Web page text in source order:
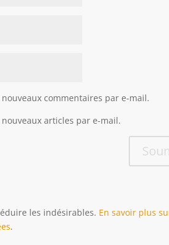
commentaires par e-mail.
articles par e-mail.
les indésirables. En savoir plus
.